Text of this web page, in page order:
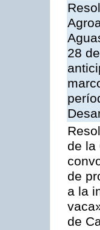
28
de la
de
a la
de